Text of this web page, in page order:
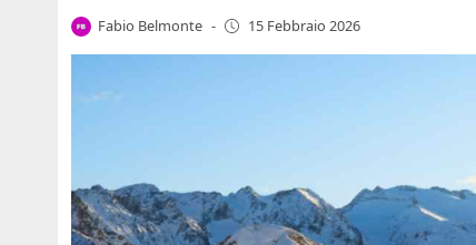
Fabio Belmonte - 15 Febbraio 2026